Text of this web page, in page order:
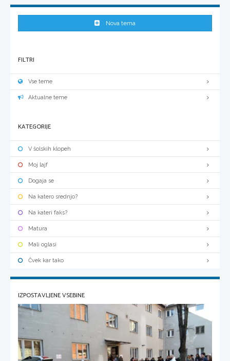
Nova tema
FILTRI
Vse teme
Aktualne teme
KATEGORIJE
V šolskih klopeh
Moj lajf
Dogaja se
Na katero srednjo?
Na kateri faks?
Matura
Mali oglasi
Čvek kar tako
IZPOSTAVLJENE VSEBINE